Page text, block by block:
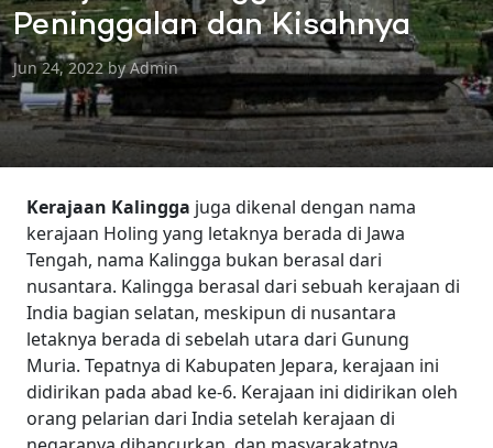
Peninggalan dan Kisahnya
Jun 24, 2022 by Admin
Kerajaan Kalingga juga dikenal dengan nama
kerajaan Holing yang letaknya berada di Jawa
Tengah, nama Kalingga bukan berasal dari
nusantara. Kalingga berasal dari sebuah kerajaan di
India bagian selatan, meskipun di nusantara
letaknya berada di sebelah utara dari Gunung
Muria. Tepatnya di Kabupaten Jepara, kerajaan ini
didirikan pada abad ke-6. Kerajaan ini didirikan oleh
orang pelarian dari India setelah kerajaan di